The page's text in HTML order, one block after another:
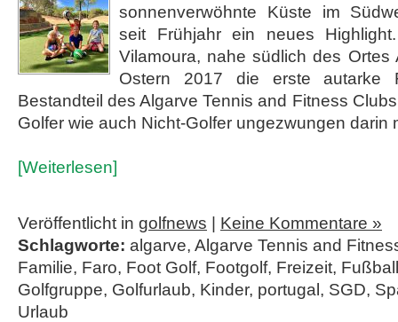
sonnenverwöhnte Küste im
seit Frühjahr ein neues
Vilamoura, nahe südlich des Ortes
Ostern 2017 die erste autarke
Bestandteil des Algarve Tennis and Fitness
Golfer wie auch Nicht-Golfer ungezwungen
[Weiterlesen]
Veröffentlicht in golfnews
Keine Kommentare »
Schlagworte: algarve, Algarve Tennis and
Familie, Faro, Foot Golf, Footgolf, Freizeit, Fußball
Golfgruppe, Golfurlaub, Kinder, portugal , SGD,
Urlaub